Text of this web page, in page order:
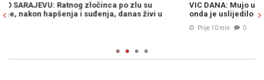
VIC DANA: Mujo ugledao starog jarana kako izlazi iz teretane, a
onda je uslijedilo neobično pitanje...